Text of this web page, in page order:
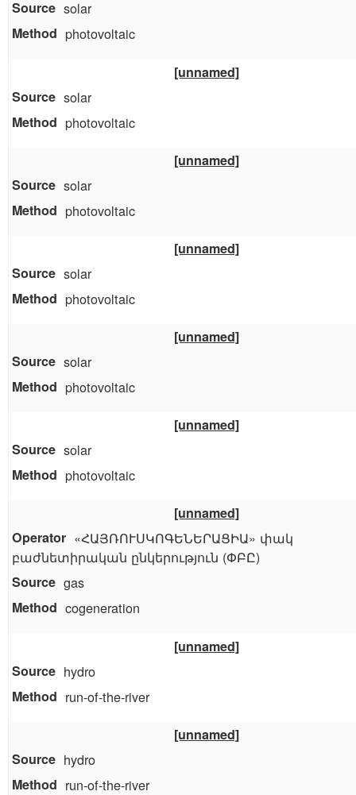
solar
photovoltaic
[unnamed]
solar
photovoltaic
[unnamed]
solar
photovoltaic
[unnamed]
solar
photovoltaic
[unnamed]
solar
photovoltaic
[unnamed]
solar
photovoltaic
[unnamed]
«ՀԱՅՌՈՒՍԿՈԳԵՆԵՐԱՑԻԱ» փակ
բաժնետիրական ընկերություն (ՓԲԸ)
gas
cogeneration
[unnamed]
hydro
run-of-the-river
[unnamed]
hydro
run-of-the-river